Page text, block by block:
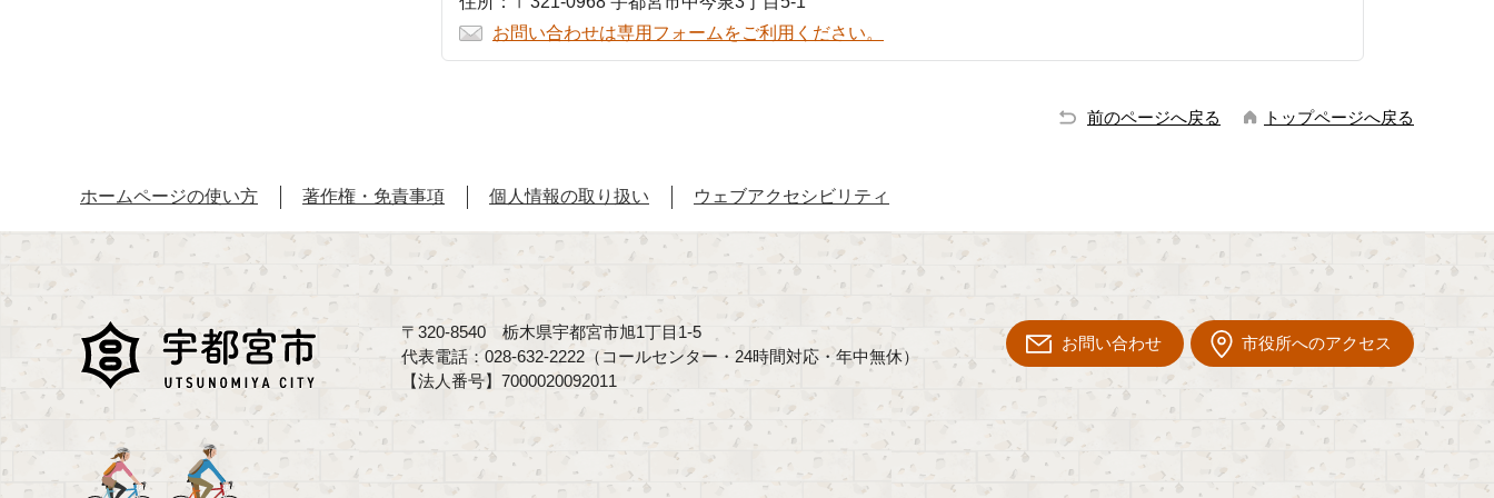
お問い合わせは専用フォームをご利用ください。
前のページへ戻る トップページへ戻る
ホームページの使い方 著作権・免責事項 個人情報の取り扱い ウェブアクセシビリティ
〒320-8540 栃木県宇都宮市旭1丁目1-5
代表電話：028-632-2222（コールセンター・24時間対応・年中無休）
【法人番号】7000020092011
お問い合わせ 市役所へのアクセス